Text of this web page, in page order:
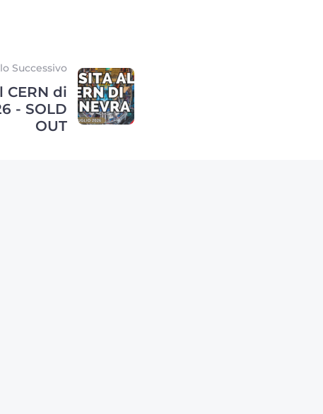
Successivo
di
- SOLD
OUT